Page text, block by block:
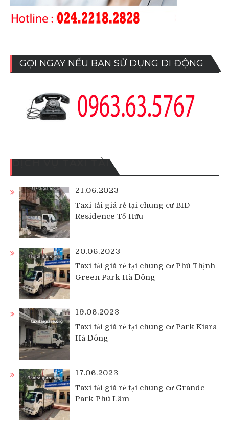
GỌI NGAY NẾU BẠN SỬ DỤNG DI ĐỘNG
21.06.2023
Taxi tải giá rẻ tại chung cư BID
Residence Tố Hữu
20.06.2023
Taxi tải giá rẻ tại chung cư Phú Thịnh
Green Park Hà Đông
19.06.2023
Taxi tải giá rẻ tại chung cư Park Kiara
Hà Đông
17.06.2023
Taxi tải giá rẻ tại chung cư Grande
Park Phú Lãm